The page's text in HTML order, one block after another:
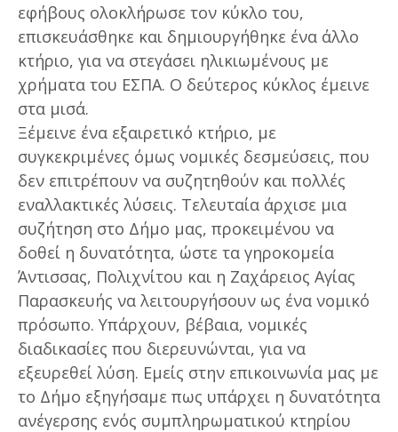
εφήβους ολοκλήρωσε τον κύκλο του,
επισκευάσθηκε και δημιουργήθηκε ένα άλλο
κτήριο, για να στεγάσει ηλικιωμένους με
χρήματα του ΕΣΠΑ. Ο δεύτερος κύκλος έμεινε
στα μισά.
Ξέμεινε ένα εξαιρετικό κτήριο, με
συγκεκριμένες όμως νομικές δεσμεύσεις, που
δεν επιτρέπουν να συζητηθούν και πολλές
εναλλακτικές λύσεις. Τελευταία άρχισε μια
συζήτηση στο Δήμο μας, προκειμένου να
δοθεί η δυνατότητα, ώστε τα γηροκομεία
Άντισσας, Πολιχνίτου και η Ζαχάρειος Αγίας
Παρασκευής να λειτουργήσουν ως ένα νομικό
πρόσωπο. Υπάρχουν, βέβαια, νομικές
διαδικασίες που διερευνώνται, για να
εξευρεθεί λύση. Εμείς στην επικοινωνία μας με
το Δήμο εξηγήσαμε πως υπάρχει η δυνατότητα
ανέγερσης ενός συμπληρωματικού κτηρίου